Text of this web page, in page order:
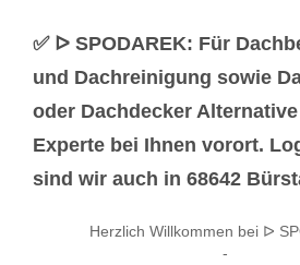
✅ ᐅ SPODAREK: Für
und Dachreinigung sowie
oder Dachdecker
Experte bei Ihnen vorort.
sind wir auch in 68642
Herzlich Willkommen bei ᐅ
-